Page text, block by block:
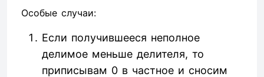
Особые случаи:
Если получившееся неполное
делимое меньше делителя, то
приписывам 0 в частное и сносим